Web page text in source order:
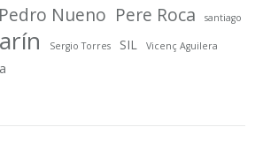
Pedro Nueno Pere Roca santiago
Sergio Torres SIL
Vicenç Aguilera